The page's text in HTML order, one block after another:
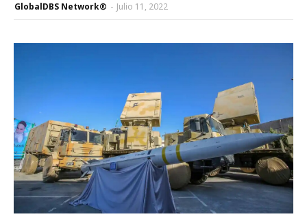
GlobalDBS Network® - Julio 11, 2022